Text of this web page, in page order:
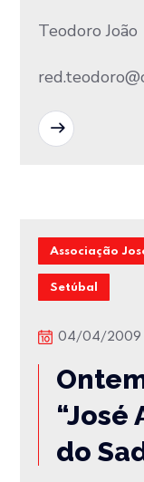
Teodoro João
Associação
Setúbal
04/04/2009
“José
do